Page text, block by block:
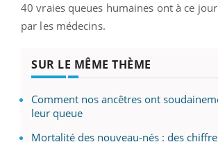
40 vraies queues humaines ont à ce
par les médecins.
SUR LE MÊME THÈME
Comment nos ancêtres ont
leur queue
Mortalité des nouveau-nés : des